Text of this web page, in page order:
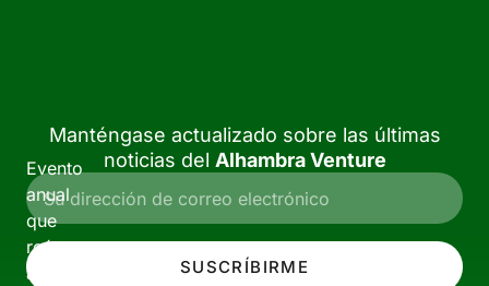
Evento
anual
que
reúne
a
Manténgase actualizado sobre las últimas
noticias del Alhambra Venture
SUSCRÍBIRME